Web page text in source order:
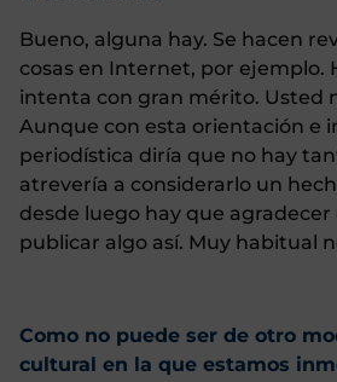
Bueno, alguna hay. Se hacen
cosas en Internet, por ejemplo.
intenta con gran mérito. Usted
Aunque con esta orientación e
periodística diría que no hay
atrevería a considerarlo un
desde luego hay que agradecer
publicar algo así. Muy habitual
Como no puede ser de otro
cultural en la que estamos